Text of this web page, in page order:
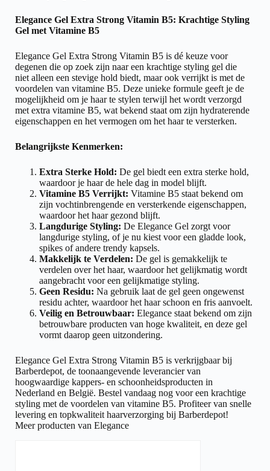
Elegance Gel Extra Strong Vitamin B5: Krachtige Styling
Gel met Vitamine B5
Elegance Gel Extra Strong Vitamin B5 is dé keuze voor
degenen die op zoek zijn naar een krachtige styling gel die
niet alleen een stevige hold biedt, maar ook verrijkt is met de
voordelen van vitamine B5. Deze unieke formule geeft je de
mogelijkheid om je haar te stylen terwijl het wordt verzorgd
met extra vitamine B5, wat bekend staat om zijn hydraterende
eigenschappen en het vermogen om het haar te versterken.
Belangrijkste Kenmerken:
Extra Sterke Hold: De gel biedt een extra sterke hold,
waardoor je haar de hele dag in model blijft.
Vitamine B5 Verrijkt: Vitamine B5 staat bekend om
zijn vochtinbrengende en versterkende eigenschappen,
waardoor het haar gezond blijft.
Langdurige Styling: De Elegance Gel zorgt voor
langdurige styling, of je nu kiest voor een gladde look,
spikes of andere trendy kapsels.
Makkelijk te Verdelen: De gel is gemakkelijk te
verdelen over het haar, waardoor het gelijkmatig wordt
aangebracht voor een gelijkmatige styling.
Geen Residu: Na gebruik laat de gel geen ongewenst
residu achter, waardoor het haar schoon en fris aanvoelt.
Veilig en Betrouwbaar: Elegance staat bekend om zijn
betrouwbare producten van hoge kwaliteit, en deze gel
vormt daarop geen uitzondering.
Elegance Gel Extra Strong Vitamin B5 is verkrijgbaar bij
Barberdepot, de toonaangevende leverancier van
hoogwaardige kappers- en schoonheidsproducten in
Nederland en België. Bestel vandaag nog voor een krachtige
styling met de voordelen van vitamine B5. Profiteer van snelle
levering en topkwaliteit haarverzorging bij Barberdepot!
Meer producten van Elegance